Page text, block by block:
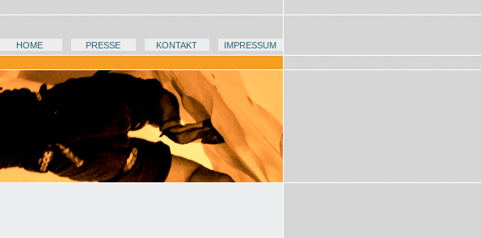
IMPRESSUM
KONTAKT
PRESSE
HOME